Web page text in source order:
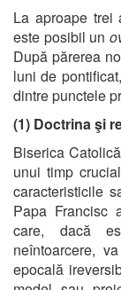
La aproape trei
este posibil un
După părerea
luni de
dintre punctele
(1) Doctrina şi
Biserica
unui timp
caracteristicile
Papa Francisc
care, dacă
neîntoarcere,
epocală